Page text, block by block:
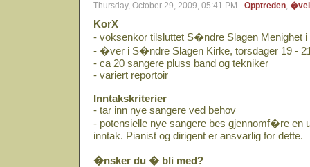
Thursday, October 29, 2009, 05:41 PM - Opptreden,
KorX
- voksenkor tilsluttet S�ndre Slagen Menighet
- �ver i S�ndre Slagen Kirke, torsdager 19 -
- ca 20 sangere pluss band og tekniker
- variert reportoir
Inntakskriterier
- tar inn nye sangere ved behov
- potensielle nye sangere bes gjennomf�re
inntak. Pianist og dirigent er ansvarlig for dette.
�nsker du � bli med?